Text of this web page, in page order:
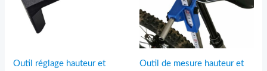
Outil réglage hauteur et
Outil de mesure hauteur et